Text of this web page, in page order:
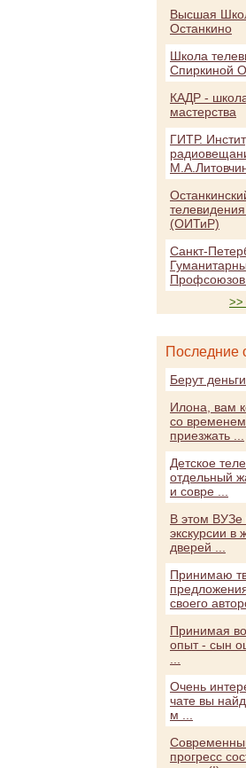
Высшая
Останкино
Школа
Спиркиной
КАДР -
мастерства
ГИТР.
(ОИТиР)
Санкт-
>>
Последние
Берут
Илона, вам
со
приезжать ...
Детское
отдельный
и совре ...
В этом ВУЗе
экскурсии в
дверей ...
Принимаю
своего
Принимая
опыт - сын
Очень
чате вы
м ...
прогресс